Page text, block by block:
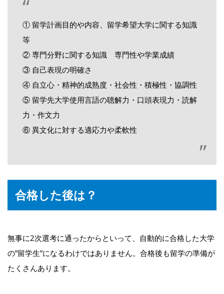
① 留学計画目的や内容、留学希望大学に関する知識
等
② 専門分野に関する知識 専門性や学業成績
③ 自己表現の明確さ
④ 自立心・精神的成熟度・社会性・積極性・協調性
⑤ 留学先大学使用言語の聴解力・口頭表現力・読解
力・作文力
⑥ 異文化に対する適応力や柔軟性
合格した後は？
無事に2次選考に通ったからといって、自動的に合格した大学
の”留学生”になるわけではありません。合格後も留学の準備が
たくさんあります。